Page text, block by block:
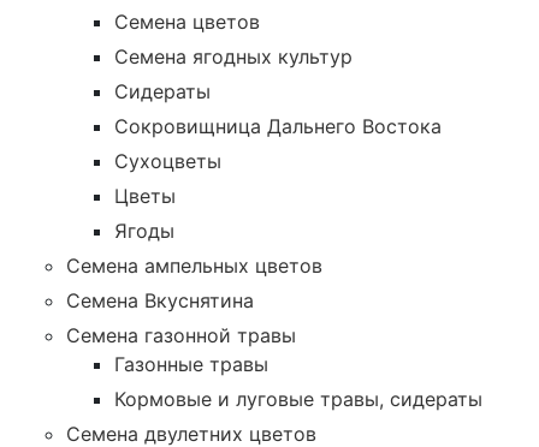
Семена цветов
Семена ягодных культур
Сидераты
Сокровищница Дальнего Востока
Сухоцветы
Цветы
Ягоды
Семена ампельных цветов
Семена Вкуснятина
Семена газонной травы
Газонные травы
Кормовые и луговые травы, сидераты
Семена двулетних цветов